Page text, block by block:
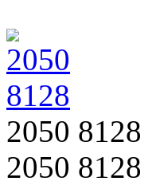
2050 8128
2050 8128